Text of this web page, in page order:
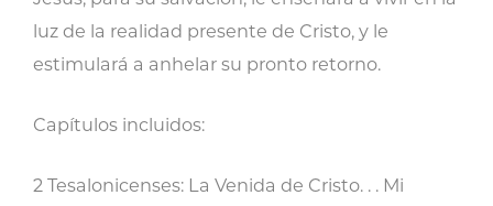
luz de la realidad presente de Cristo, y le
estimulará a anhelar su pronto retorno.
Capítulos incluidos:
2 Tesalonicenses: La Venida de Cristo. . . Mi